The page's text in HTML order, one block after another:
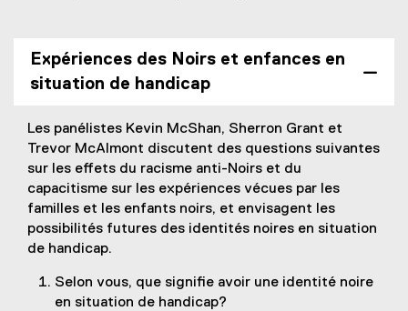
Expériences des Noirs et enfances en
situation de handicap
Les panélistes Kevin McShan, Sherron Grant et
Trevor McAlmont discutent des questions suivantes
sur les effets du racisme anti-Noirs et du
capacitisme sur les expériences vécues par les
familles et les enfants noirs, et envisagent les
possibilités futures des identités noires en situation
de handicap.
Selon vous, que signifie avoir une identité noire
en situation de handicap?